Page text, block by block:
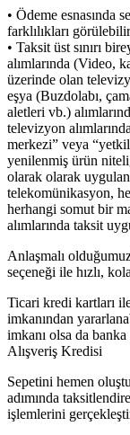
• Ödeme esnasında
farklılıkları
• Taksit üst sınırı
alımlarında (Video,
üzerinde olan
eşya (Buzdolabı,
aletleri vb.)
televizyon
merkezi” veya
yenilenmiş ürün
olarak olarak
telekomünikasyon,
herhangi somut bir
alımlarında taksit
Anlaşmalı
seçeneği ile hızlı,
Ticari kredi kartları
imkanından
imkanı olsa da
Alışveriş Kredisi
Sepetini hemen
adımında
işlemlerini